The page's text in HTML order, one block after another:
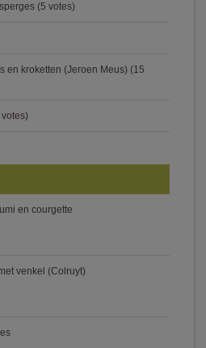
(5 votes)
en kroketten (Jeroen Meus) (15
votes)
en courgette
venkel (Colruyt)